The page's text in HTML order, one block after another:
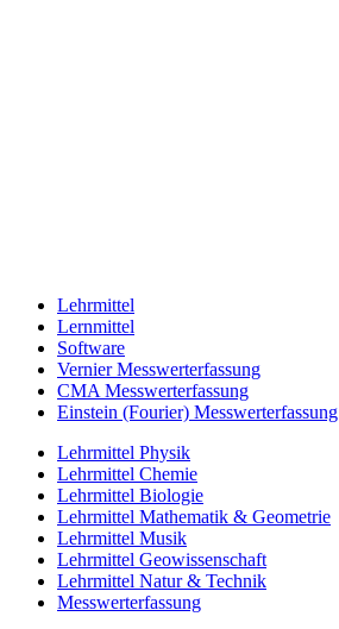
Lehrmittel
Lernmittel
Software
Vernier Messwerterfassung
CMA Messwerterfassung
Einstein (Fourier) Messwerterfassung
Lehrmittel Physik
Lehrmittel Chemie
Lehrmittel Biologie
Lehrmittel Mathematik & Geometrie
Lehrmittel Musik
Lehrmittel Geowissenschaft
Lehrmittel Natur & Technik
Messwerterfassung